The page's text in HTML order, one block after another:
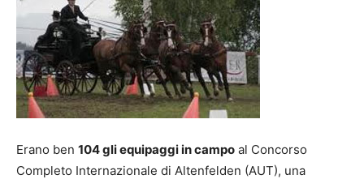
Erano ben 104 gli equipaggi in campo al Concorso
Completo Internazionale di Altenfelden (AUT), una